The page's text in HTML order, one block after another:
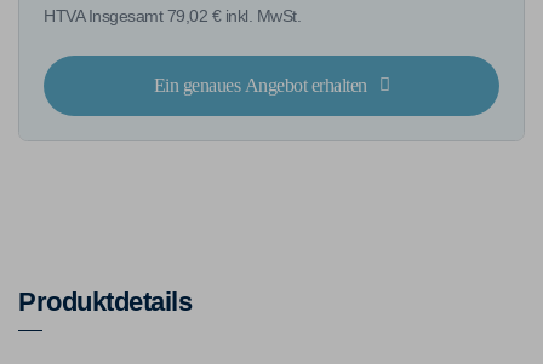
HTVA Insgesamt 79,02 € inkl. MwSt.
Ein genaues Angebot erhalten
Produktdetails